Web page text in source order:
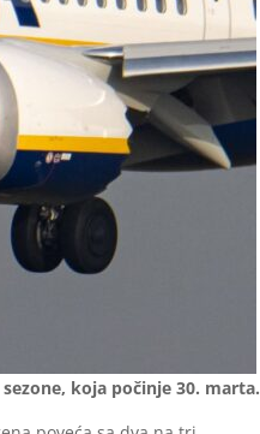
koja počinje 30. marta.